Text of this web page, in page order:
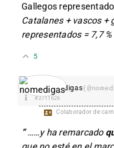
Gallegos
Catalanes + vascos +
representados = 7,7 %
5
nomedigas
#2711626
Colaborador de
”……y ha remarcado